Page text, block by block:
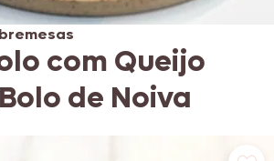
com Queijo
de Noiva